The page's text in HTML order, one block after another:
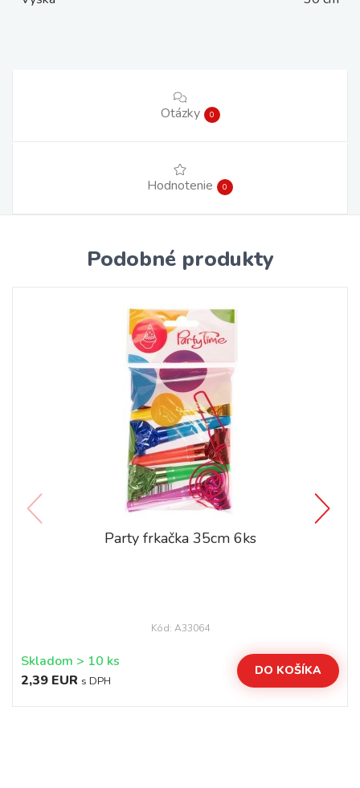
Otázky 0
Hodnotenie 0
Podobné produkty
Party frkačka 35cm 6ks
Kód: A33064
Skladom > 10 ks
2,39 EUR s DPH
DO KOŠÍKA